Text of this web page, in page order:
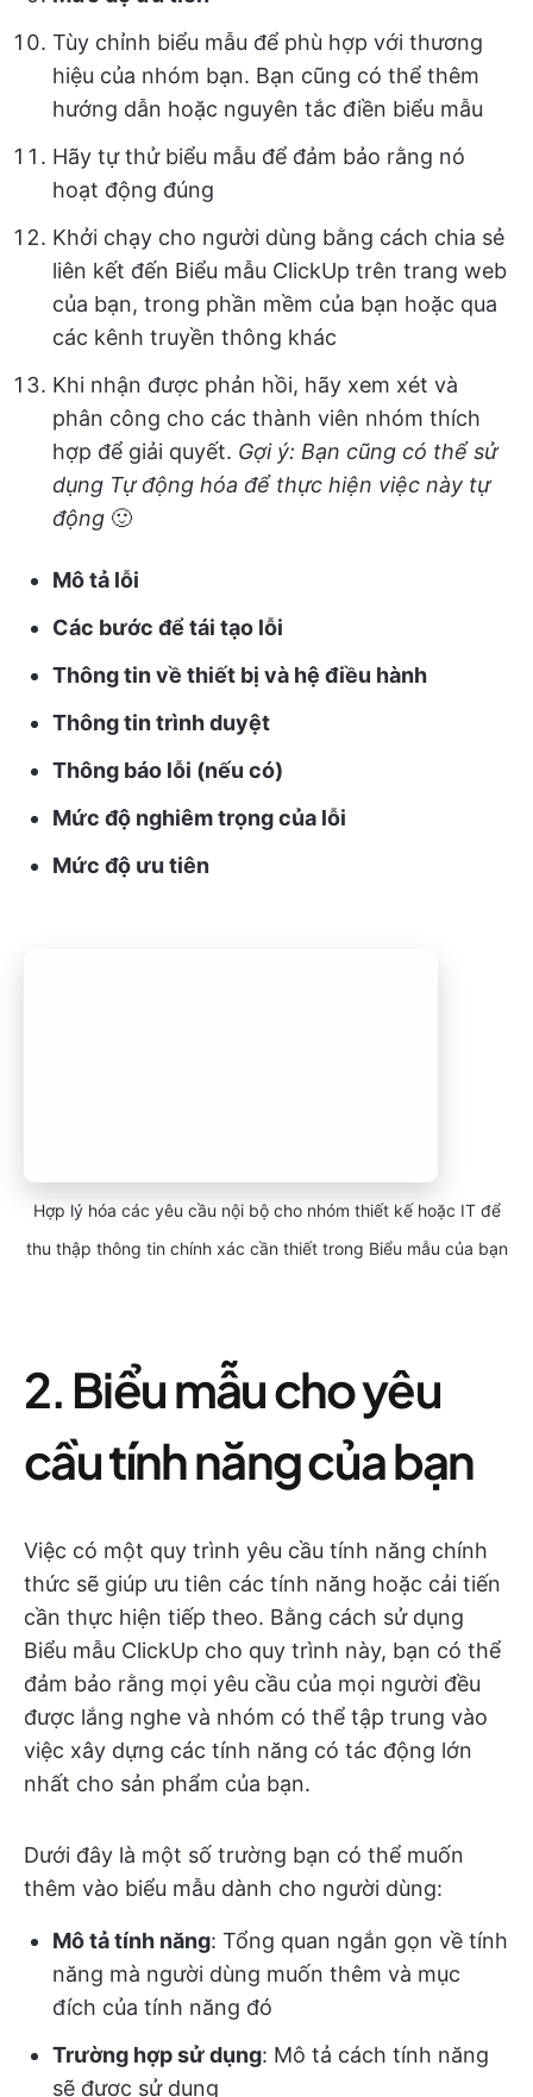
Tùy chỉnh biểu mẫu để phù hợp với thương
hiệu của nhóm bạn. Bạn cũng có thể thêm
hướng dẫn hoặc nguyên tắc điền biểu mẫu
Hãy tự thử biểu mẫu để đảm bảo rằng nó
hoạt động đúng
Khởi chạy cho người dùng bằng cách chia sẻ
liên kết đến Biểu mẫu ClickUp trên trang web
của bạn, trong phần mềm của bạn hoặc qua
các kênh truyền thông khác
Khi nhận được phản hồi, hãy xem xét và
phân công cho các thành viên nhóm thích
hợp để giải quyết. Gợi ý: Bạn cũng có thể sử
dụng Tự động hóa để thực hiện việc này tự
động 🙂
Mô tả lỗi
Các bước để tái tạo lỗi
Thông tin về thiết bị và hệ điều hành
Thông tin trình duyệt
Thông báo lỗi (nếu có)
Mức độ nghiêm trọng của lỗi
Mức độ ưu tiên
Hợp lý hóa các yêu cầu nội bộ cho nhóm thiết kế hoặc IT để
thu thập thông tin chính xác cần thiết trong Biểu mẫu của bạn
2. Biểu mẫu cho yêu
cầu tính năng của bạn
Việc có một quy trình yêu cầu tính năng chính
thức sẽ giúp ưu tiên các tính năng hoặc cải tiến
cần thực hiện tiếp theo. Bằng cách sử dụng
Biểu mẫu ClickUp cho quy trình này, bạn có thể
đảm bảo rằng mọi yêu cầu của mọi người đều
được lắng nghe và nhóm có thể tập trung vào
việc xây dựng các tính năng có tác động lớn
nhất cho sản phẩm của bạn.
Dưới đây là một số trường bạn có thể muốn
thêm vào biểu mẫu dành cho người dùng:
Mô tả tính năng: Tổng quan ngắn gọn về tính
năng mà người dùng muốn thêm và mục
đích của tính năng đó
Trường hợp sử dụng: Mô tả cách tính năng
sẽ được sử dụng